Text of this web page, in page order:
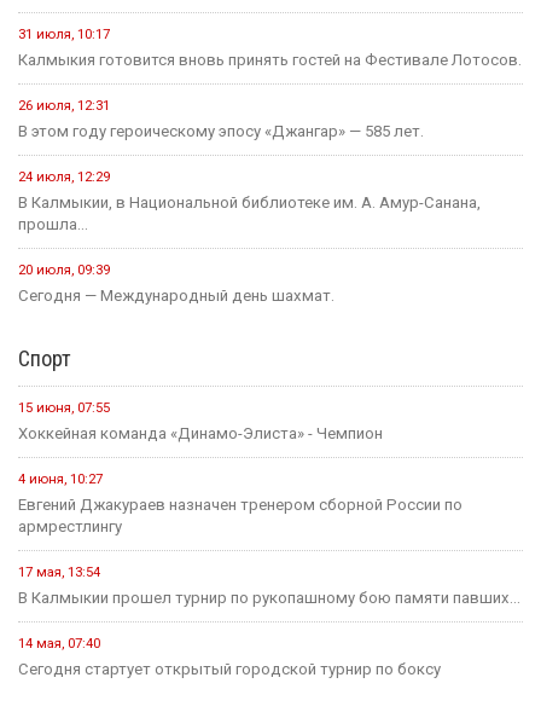
31 июля, 10:17
Калмыкия готовится вновь принять гостей на Фестивале Лотосов.
26 июля, 12:31
В этом году героическому эпосу «Джангар» — 585 лет.
24 июля, 12:29
В Калмыкии, в Национальной библиотеке им. А. Амур-Санана,
прошла...
20 июля, 09:39
Сегодня — Международный день шахмат.
Спорт
15 июня, 07:55
Хоккейная команда «Динамо-Элиста» - Чемпион
4 июня, 10:27
Евгений Джакураев назначен тренером сборной России по
армрестлингу
17 мая, 13:54
В Калмыкии прошел турнир по рукопашному бою памяти павших...
14 мая, 07:40
Сегодня стартует открытый городской турнир по боксу